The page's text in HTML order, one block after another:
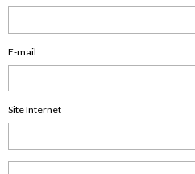
E-mail
Site Internet